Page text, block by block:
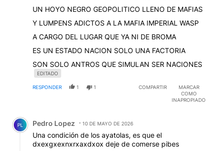
UN HOYO NEGRO GEOPOLITICO LLENO DE MAFIAS
Y LUMPENS ADICTOS A LA MAFIA IMPERIAL WASP
A CARGO DEL LUGAR QUE YA NI DE BROMA
ES UN ESTADO NACION SOLO UNA FACTORIA
SON SOLO ANTROS QUE SIMULAN SER NACIONES
EDITADO
RESPONDER 1 1 COMPARTIR
MARCAR
COMO
INAPROPIADO
Comentario de Pedro Lopez.
PL Pedro Lopez 10 DE MAYO DE 2026
Una condición de los ayatolas, es que el
dxexgxexnxrxaxdxox deje de comerse pibes